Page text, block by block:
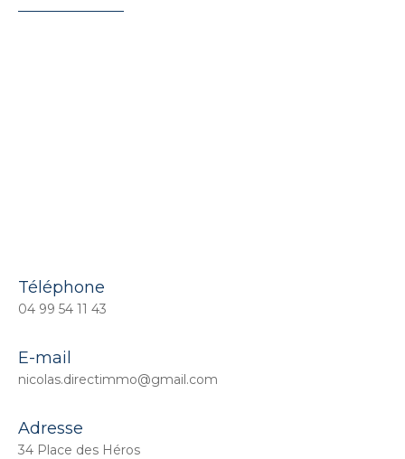
Téléphone
04 99 54 11 43
E-mail
nicolas.directimmo@gmail.com
Adresse
34 Place des Héros